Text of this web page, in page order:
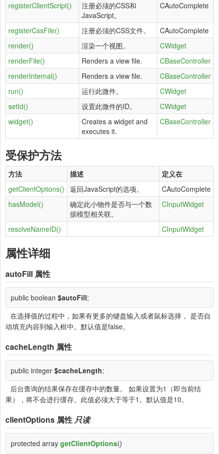
registerClientScript()
注册必须的CSS和
JavaScript。
CAutoComplete
registerCssFile() 注册必须的CSS文件。
CAutoComplete
render()
渲染一个视图。
CWidget
renderFile()
Renders a view file.
CBaseController
renderInternal()
Renders a view file.
CBaseController
run()
运行此微件。
CWidget
setId()
设置此微件的ID。
CWidget
widget()
Creates a widget and
executes it.
CBaseController
受保护方法
方法 描述
定义在
getClientOptions() 返回JavaScript的选项。
CAutoComplete
hasModel()
确定此小物件是否与一个数
据模型相关联。
CInputWidget
resolveNameID() CInputWidget
属性详细
autoFill 属性
public boolean $autoFill;
在选择值的过程中，如果有更多的键盘输入或者鼠标选择， 是否自
动填充内容到输入框中。默认值是false。
cacheLength 属性
public integer $cacheLength;
后台查询的结果保存在缓存中的数量。 如果设置为1（即当前结
果），将不会进行缓存。此值必须大于等于1。默认值是10。
clientOptions 属性 只读
protected array getClientOptions()